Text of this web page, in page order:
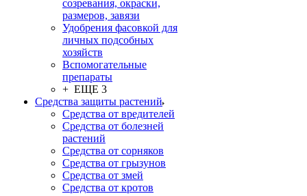
созревания, окраски,
размеров, завязи
Удобрения фасовкой для
личных подсобных
хозяйств
Вспомогательные
препараты
+ ЕЩЕ 3
Средства защиты растений
Средства от вредителей
Средства от болезней
растений
Средства от сорняков
Средства от грызунов
Средства от змей
Средства от кротов